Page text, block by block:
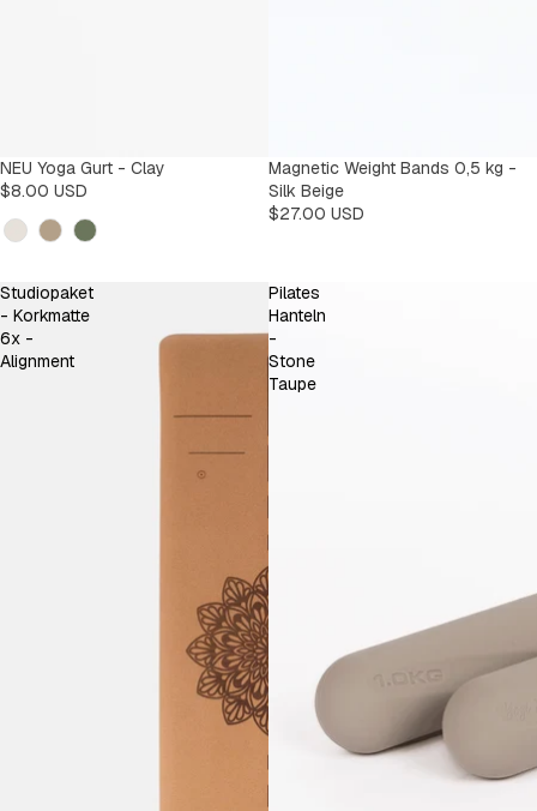
NEU Yoga Gurt - Clay
$8.00 USD
Kleur
Magnetic Weight Bands 0,5 kg -
Silk Beige
$27.00 USD
Studiopaket
- Korkmatte
6x -
Alignment
Pilates
Hanteln
-
Stone
Taupe